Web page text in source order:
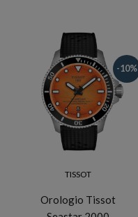
-10%
TISSOT
Orologio Tissot